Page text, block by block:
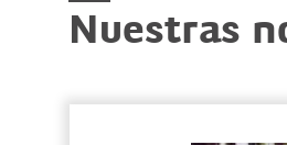
Nuestras